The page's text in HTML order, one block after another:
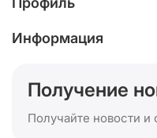
Информация
Получение
Получайте новости